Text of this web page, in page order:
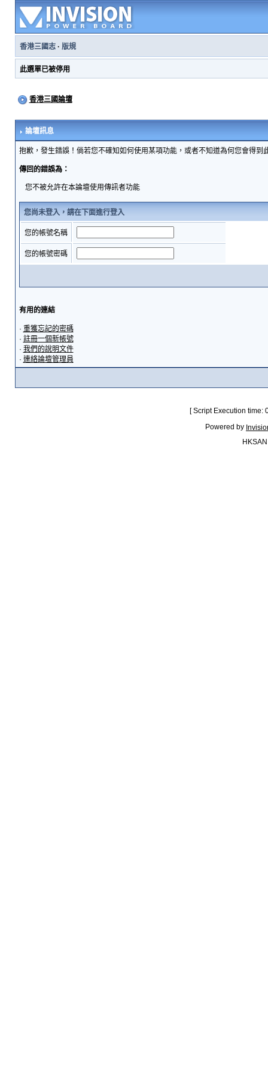
香港三國志· 版規
此選單已被停用
香港三國論壇
論壇訊息
抱歉，發生錯誤！倘若您不確知如何使用某項功能，或者不知道為何您會得
傳回的錯誤為：
您不被允許在本論壇使用傳訊者功能
您尚未登入，請在下面進行登入
您的帳號名稱
您的帳號密碼
有用的連結
· 重獲忘記的密碼
· 註冊一個新帳號
· 我們的說明文件
· 連絡論壇管理員
[ Script Execution
Powered by